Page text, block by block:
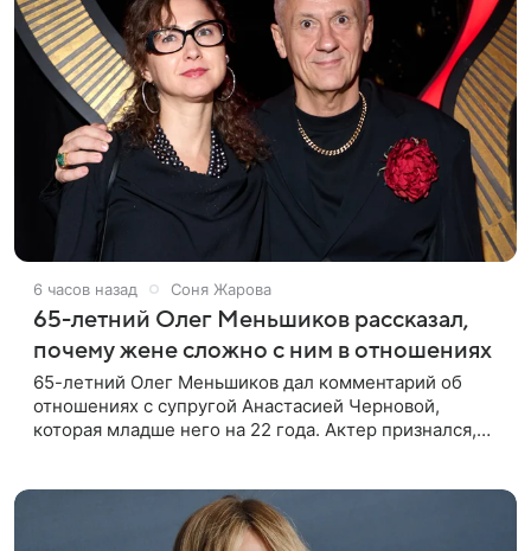
6 часов назад Соня Жарова
65-летний Олег Меньшиков рассказал,
почему жене сложно с ним в отношениях
65-летний Олег Меньшиков дал комментарий об
отношениях с супругой Анастасией Черновой,
которая младше него на 22 года. Актер признался,